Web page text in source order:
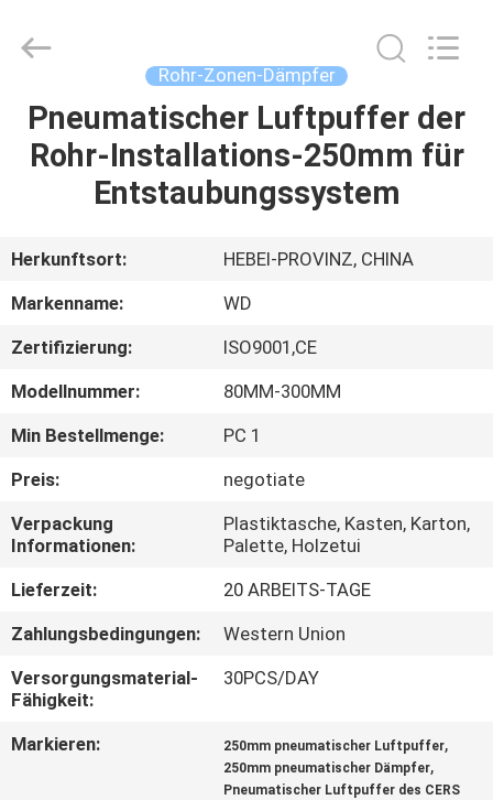
HEIM
PRODUKTE
ÜBER
UNS
WERKSBESICHTIGUNG
QUALITÄTSKONTROLLE
KONTAKT
MIT
UNS
NACHRICHTEN
FÄLLE
CO.,LTD.
Rohr-Zonen-Dämpfer
Pneumatischer Luftpuffer der
Rohr-Installations-250mm für
Entstaubungssystem
Herkunftsort:
HEBEI-PROVINZ, CHINA
Markenname:
WD
Zertifizierung:
ISO9001,CE
Modellnummer:
80MM-300MM
Min Bestellmenge:
PC 1
Preis:
negotiate
Verpackung
Informationen:
Plastiktasche, Kasten, Karton,
Palette, Holzetui
Lieferzeit:
20 ARBEITS-TAGE
Zahlungsbedingungen:
Western Union
Versorgungsmaterial-
Fähigkeit:
30PCS/DAY
Markieren: 250mm pneumatischer Luftpuffer,
250mm pneumatischer Dämpfer,
Pneumatischer Luftpuffer des CERS